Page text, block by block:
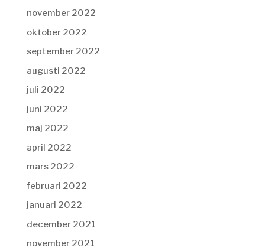
november 2022
oktober 2022
september 2022
augusti 2022
juli 2022
juni 2022
maj 2022
april 2022
mars 2022
februari 2022
januari 2022
december 2021
november 2021